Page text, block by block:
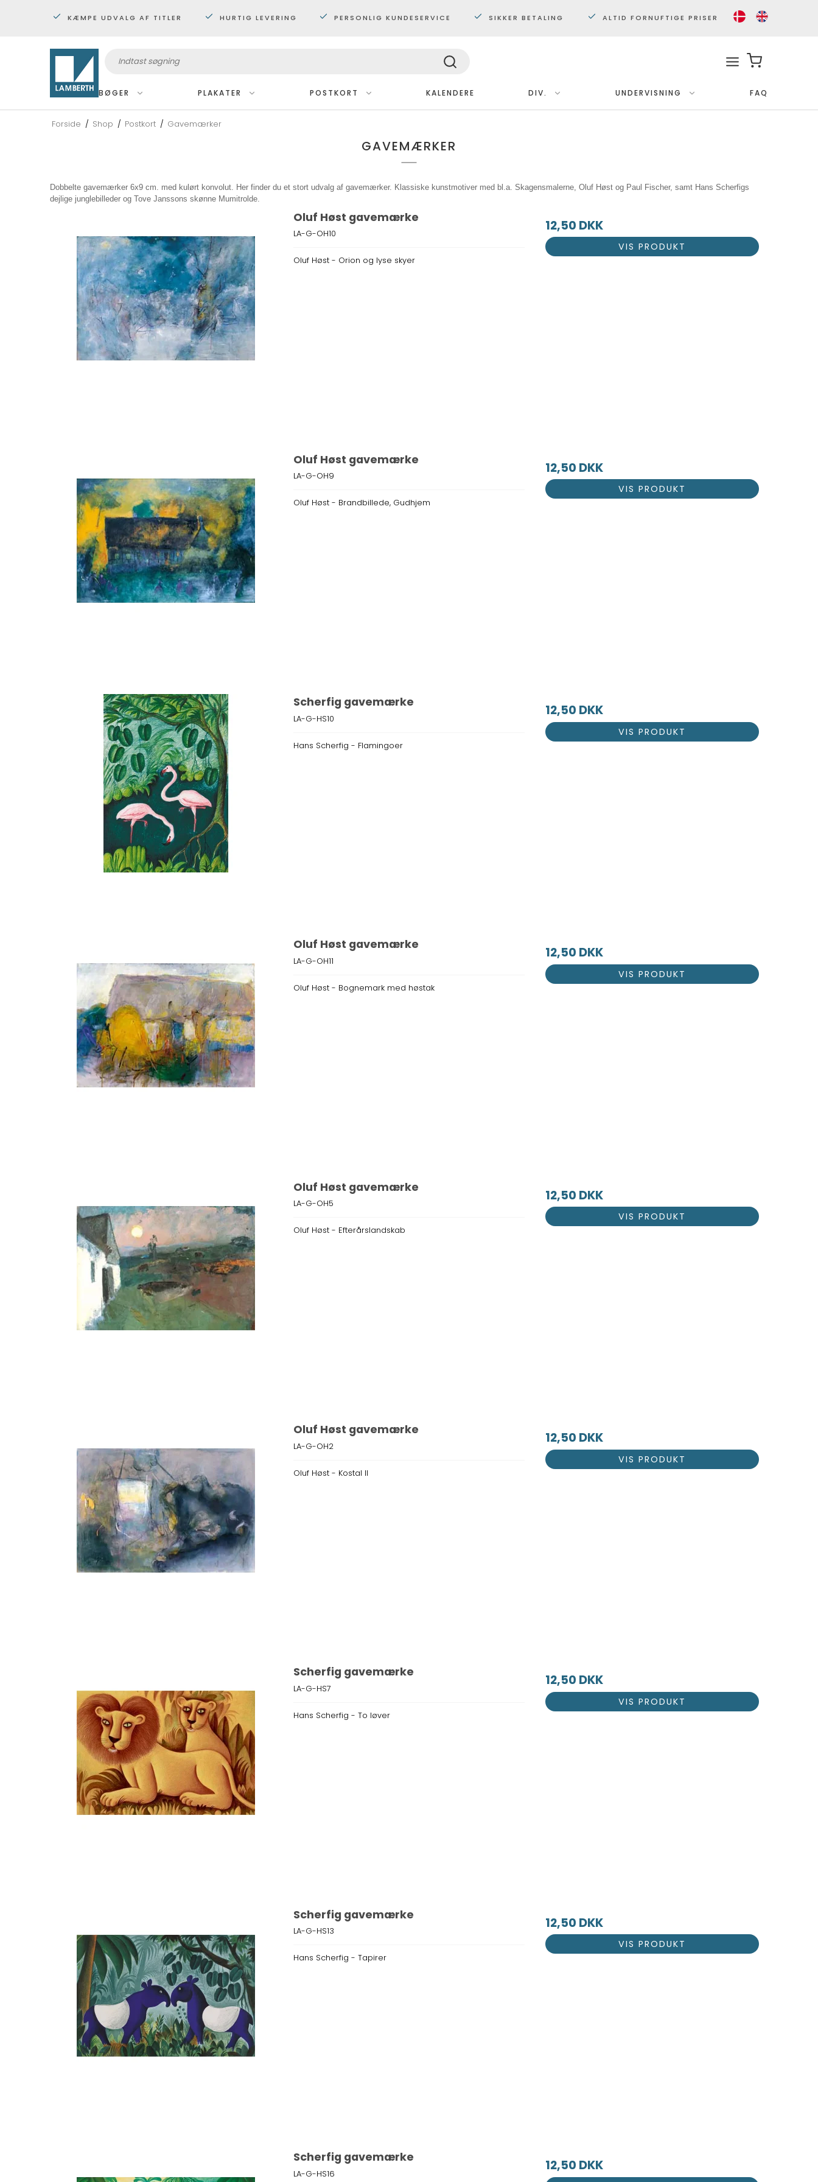
KÆMPE UDVALG AF TITLER HURTIG LEVERING PERSONLIG KUNDESERVICE SIKKER BETALING ALTID FORNUFTIGE PRISER
BØGER
Billedbøger 6-9 år
Natur
Jul
Krop og følelser
Dinosaurer
Biler og maskiner
Bøger med flapper
Billedordbøger
Findebøger
Fodbold
Heste
Vilde dyr
PLAKATER
Store Plakater 60x80 cm.
Maxi plakater
POSTKORT KALENDERE DIV. UNDERVISNING FAQ
Forside / Shop / Postkort / Gavemærker
GAVEMÆRKER
Dobbelte gavemærker 6x9 cm. med kulørt konvolut. Her finder du et stort udvalg af gavemærker. Klassiske kunstmotiver med bl.a. Skagensmalerne, Oluf Høst og Paul Fischer, samt Hans Scherfigs
dejlige junglebilleder og Tove Janssons skønne Mumitrolde.
Oluf Høst gavemærke
LA-G-OH10
Oluf Høst - Orion og lyse skyer
12,50 DKK
VIS PRODUKT
Oluf Høst gavemærke
LA-G-OH9
Oluf Høst - Brandbillede, Gudhjem
12,50 DKK
VIS PRODUKT
Scherfig gavemærke
LA-G-HS10
Hans Scherfig - Flamingoer
12,50 DKK
VIS PRODUKT
Oluf Høst gavemærke
LA-G-OH11
Oluf Høst - Bognemark med høstak
12,50 DKK
VIS PRODUKT
Oluf Høst gavemærke
LA-G-OH5
Oluf Høst - Efterårslandskab
12,50 DKK
VIS PRODUKT
Oluf Høst gavemærke
LA-G-OH2
Oluf Høst - Kostal II
12,50 DKK
VIS PRODUKT
Scherfig gavemærke
LA-G-HS7
Hans Scherfig - To løver
12,50 DKK
VIS PRODUKT
Scherfig gavemærke
LA-G-HS13
Hans Scherfig - Tapirer
12,50 DKK
VIS PRODUKT
Scherfig gavemærke
LA-G-HS16 12,50 DKK